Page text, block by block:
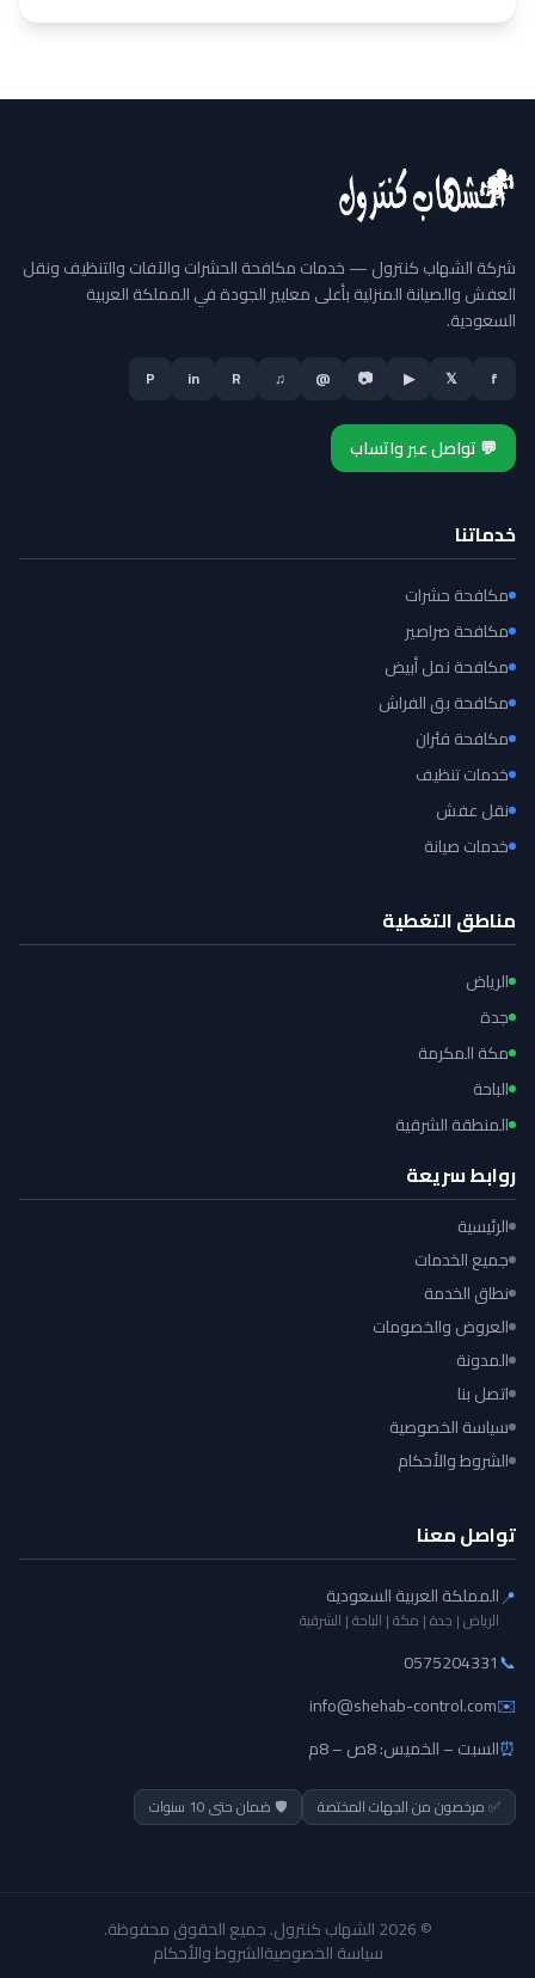
شركة الشهاب كنترول — خدمات مكافحة الحشرات والآفات والتنظيف ونقل
العفش والصيانة المنزلية بأعلى معايير الجودة في المملكة العربية
السعودية.
f
𝕏
▶
📷
@
♫
R
in
P
💬 تواصل عبر واتساب
خدماتنا
مكافحة حشرات
مكافحة صراصير
مكافحة نمل أبيض
مكافحة بق الفراش
مكافحة فئران
خدمات تنظيف
نقل عفش
خدمات صيانة
مناطق التغطية
الرياض
جدة
مكة المكرمة
الباحة
المنطقة الشرقية
روابط سريعة
الرئيسية
جميع الخدمات
نطاق الخدمة
العروض والخصومات
المدونة
اتصل بنا
سياسة الخصوصية
الشروط والأحكام
تواصل معنا
📍المملكة العربية السعودية
الرياض | جدة | مكة | الباحة | الشرقية
📞
0575204331
✉️
info@shehab-control.com
⏰السبت – الخميس: 8ص – 8م
✅ مرخصون من الجهات المختصة 🛡️ ضمان حتى 10 سنوات
© 2026 الشهاب كنترول. جميع الحقوق محفوظة.
سياسة الخصوصيةالشروط والأحكام